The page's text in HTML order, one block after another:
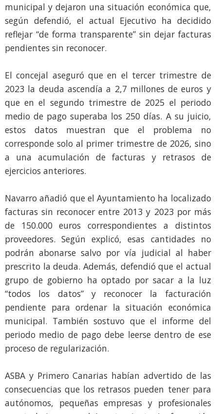
municipal y dejaron una situación económica que,
según defendió, el actual Ejecutivo ha decidido
reflejar “de forma transparente” sin dejar facturas
pendientes sin reconocer.
El concejal aseguró que en el tercer trimestre de
2023 la deuda ascendía a 2,7 millones de euros y
que en el segundo trimestre de 2025 el periodo
medio de pago superaba los 250 días. A su juicio,
estos datos muestran que el problema no
corresponde solo al primer trimestre de 2026, sino
a una acumulación de facturas y retrasos de
ejercicios anteriores.
Navarro añadió que el Ayuntamiento ha localizado
facturas sin reconocer entre 2013 y 2023 por más
de 150.000 euros correspondientes a distintos
proveedores. Según explicó, esas cantidades no
podrán abonarse salvo por vía judicial al haber
prescrito la deuda. Además, defendió que el actual
grupo de gobierno ha optado por sacar a la luz
“todos los datos” y reconocer la facturación
pendiente para ordenar la situación económica
municipal. También sostuvo que el informe del
periodo medio de pago debe leerse dentro de ese
proceso de regularización.
ASBA y Primero Canarias habían advertido de las
consecuencias que los retrasos pueden tener para
autónomos, pequeñas empresas y profesionales